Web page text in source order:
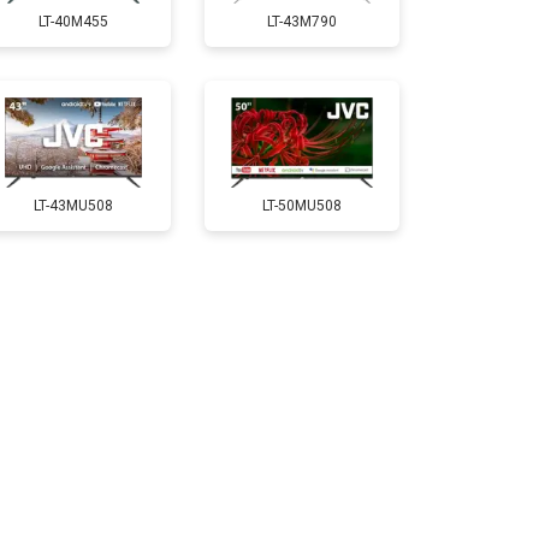
5200 ₽ Заказать
3100 ₽ Заказать
3700 ₽ Заказать
LT-40M455 LT-43M790
LT-43MU508 LT-50MU508